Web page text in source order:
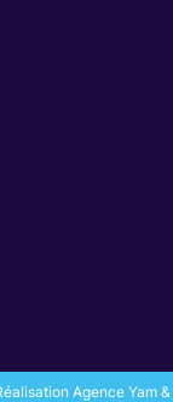
Agence Yam